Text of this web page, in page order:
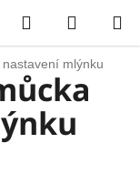
Hledat
KOŠÍK
mlýnku